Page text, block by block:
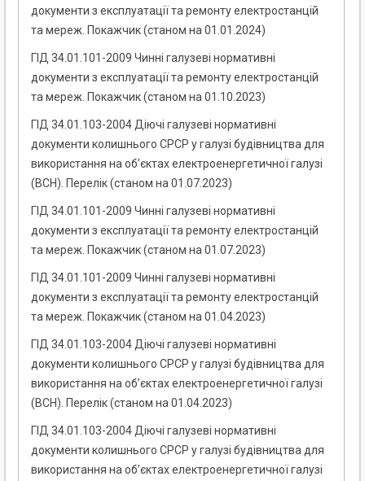
документи з експлуатації та ремонту електростанцій
та мереж. Покажчик (станом на 01.01.2024)
ГІД 34.01.101-2009 Чинні галузеві нормативні
документи з експлуатації та ремонту електростанцій
та мереж. Покажчик (станом на 01.10.2023)
ГІД 34.01.103-2004 Діючі галузеві нормативні
документи колишнього СРСР у галузі будівництва для
використання на об’єктах електроенергетичної галузі
(ВСН). Перелік (станом на 01.07.2023)
ГІД 34.01.101-2009 Чинні галузеві нормативні
документи з експлуатації та ремонту електростанцій
та мереж. Покажчик (станом на 01.07.2023)
ГІД 34.01.101-2009 Чинні галузеві нормативні
документи з експлуатації та ремонту електростанцій
та мереж. Покажчик (станом на 01.04.2023)
ГІД 34.01.103-2004 Діючі галузеві нормативні
документи колишнього СРСР у галузі будівництва для
використання на об’єктах електроенергетичної галузі
(ВСН). Перелік (станом на 01.04.2023)
ГІД 34.01.103-2004 Діючі галузеві нормативні
документи колишнього СРСР у галузі будівництва для
використання на об’єктах електроенергетичної галузі